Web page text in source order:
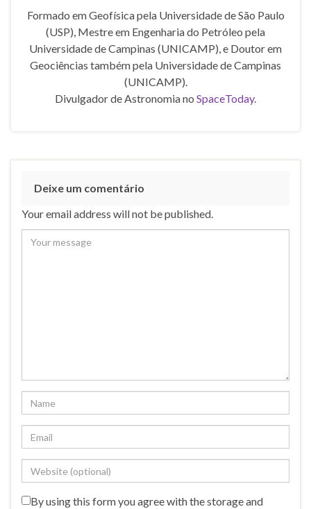
Formado em Geofísica pela Universidade de São Paulo
(USP), Mestre em Engenharia do Petróleo pela
Universidade de Campinas (UNICAMP), e Doutor em
Geociências também pela Universidade de Campinas
(UNICAMP).
Divulgador de Astronomia no SpaceToday.
Deixe um comentário
Your email address will not be published.
By using this form you agree with the storage and